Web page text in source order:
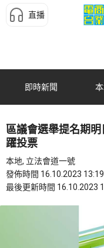
直播
即時新聞
區議會選舉提名期
躍投票
本地, 立法會道一號
發佈時間 16.10.2023 13:19
最後更新時間 16.10.2023